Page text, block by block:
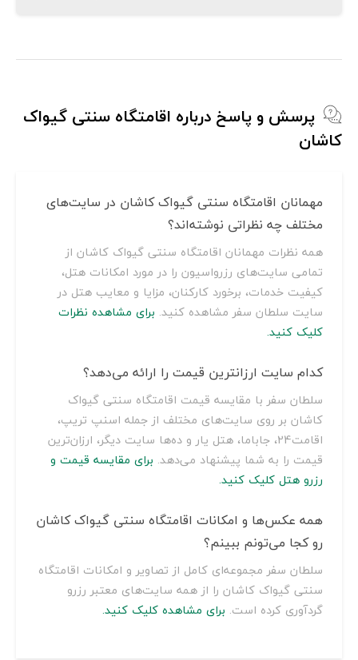
پرسش و پاسخ درباره اقامتگاه سنتی گیواک
کاشان
مهمانان اقامتگاه سنتی گیواک کاشان در سایت‌های
مختلف چه نظراتی نوشته‌اند؟
همه نظرات مهمانان اقامتگاه سنتی گیواک کاشان از
تمامی سایت‌های رزرواسیون را در مورد امکانات هتل،
کیفیت خدمات، برخورد کارکنان، مزایا و معایب هتل در
سایت سلطان سفر مشاهده کنید. برای مشاهده نظرات
کلیک کنید.
کدام سایت ارزانترین قیمت را ارائه می‌دهد؟
سلطان سفر با مقایسه قیمت اقامتگاه سنتی گیواک
کاشان بر روی سایت‌های مختلف از جمله اسنپ تریپ،
اقامت24، جاباما، هتل یار و ده‌ها سایت دیگر، ارزان‌ترین
قیمت را به شما پیشنهاد می‌دهد. برای مقایسه قیمت و
رزرو هتل کلیک کنید.
همه عکس‌ها و امکانات اقامتگاه سنتی گیواک کاشان
رو کجا می‌تونم ببینم؟
سلطان سفر مجموعه‌ای کامل از تصاویر و امکانات اقامتگاه
سنتی گیواک کاشان را از همه سایت‌های معتبر رزرو
گردآوری کرده است. برای مشاهده کلیک کنید.